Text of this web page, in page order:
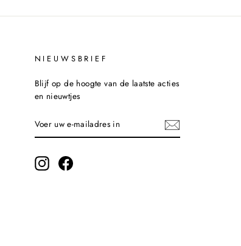
NIEUWSBRIEF
Blijf op de hoogte van de laatste acties
en nieuwtjes
UW
E-
IN InstagramFacebook